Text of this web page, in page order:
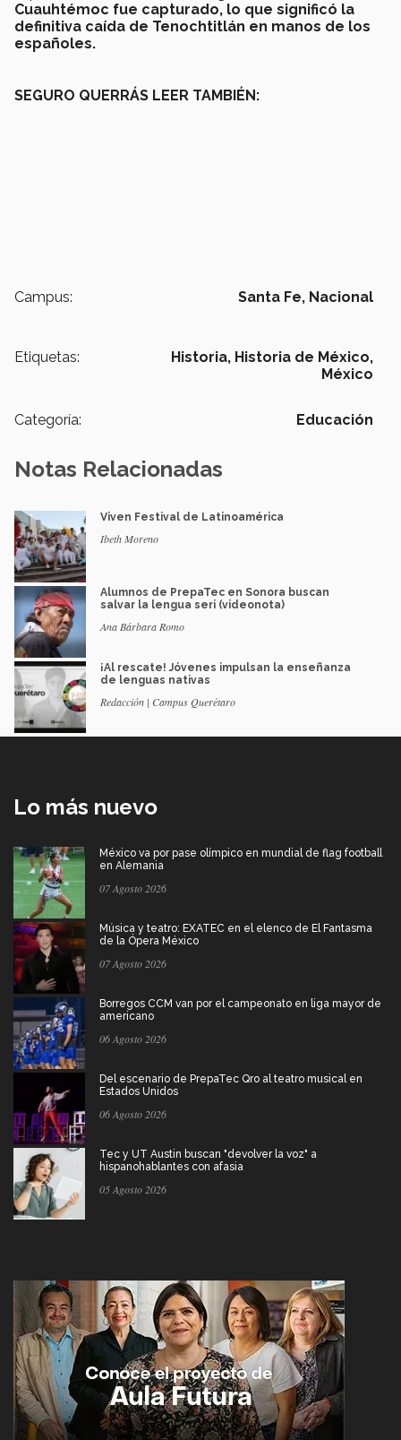
Cuauhtémoc fue capturado, lo que significó la
definitiva caída de Tenochtitlán en manos de los
españoles.
SEGURO QUERRÁS LEER TAMBIÉN:
Campus: Santa Fe, Nacional
Etiquetas: Historia, Historia de México,
México
Categoría: Educación
Notas Relacionadas
Viven Festival de Latinoamérica
Ibeth Moreno
Alumnos de PrepaTec en Sonora buscan
salvar la lengua seri (videonota)
Ana Bárbara Romo
¡Al rescate! Jóvenes impulsan la enseñanza
de lenguas nativas
Redacción | Campus Querétaro
Lo más nuevo
México va por pase olímpico en mundial de flag football
en Alemania
07 Agosto 2026
Música y teatro: EXATEC en el elenco de El Fantasma
de la Ópera México
07 Agosto 2026
Borregos CCM van por el campeonato en liga mayor de
americano
06 Agosto 2026
Del escenario de PrepaTec Qro al teatro musical en
Estados Unidos
06 Agosto 2026
Tec y UT Austin buscan "devolver la voz" a
hispanohablantes con afasia
05 Agosto 2026